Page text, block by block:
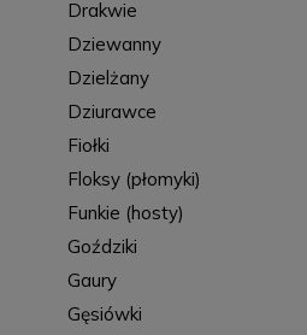
Drakwie
Dziewanny
Dzielżany
Dziurawce
Fiołki
Floksy (płomyki)
Funkie (hosty)
Goździki
Gaury
Gęsiówki